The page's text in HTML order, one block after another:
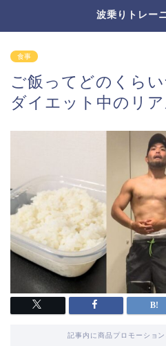
波乗りトレー
食事
ご飯ってどのくら
ダイエット中のリ
記事内に商品プロモーショ